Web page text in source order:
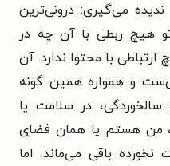
می‌گیری‌: درونی‌ترین‌
هیچ‌ ربطی‌ با آن چه‌ در
با محتوا ندارد. آن‌
و همواره‌ همین‌ گونه‌
در سلامت‌ یا
من‌ هستم‌ یا همان‌ فضای‌
باقی‌ می‌ماند. اما